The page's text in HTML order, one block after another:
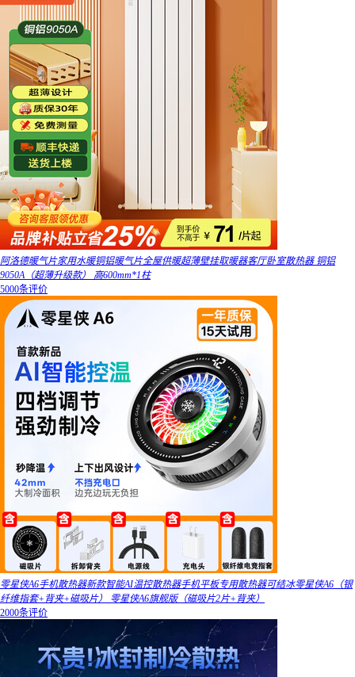
阿洛德暖气片家用水暖铜铝暖气片全屋供暖超薄壁挂取暖器客厅卧室散热器 铜铝
9050A（超薄升级款） 高600mm*1柱
5000条评价
零星侠A6手机散热器新款智能AI温控散热器手机平板专用散热器可结冰零星侠A6（银
纤维指套+背夹+磁吸片） 零星侠A6旗舰版（磁吸片2片+背夹）
2000条评价